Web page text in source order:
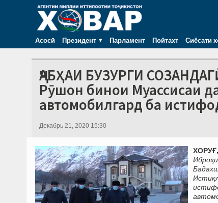
Асосӣ Президент Парламент Пойтахт Сиёсати
ҶАБҲАИ БУЗУРГИ
Рӯшон бинои Муассисаи
автомобилгард ба
Декабрь 21, 2020 15:30